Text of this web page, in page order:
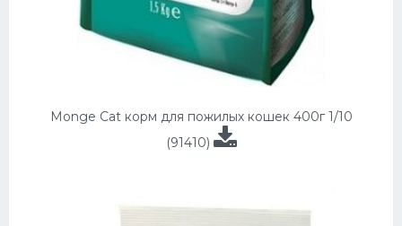
Monge Cat корм для пожилых кошек 400г 1/10
(91410)